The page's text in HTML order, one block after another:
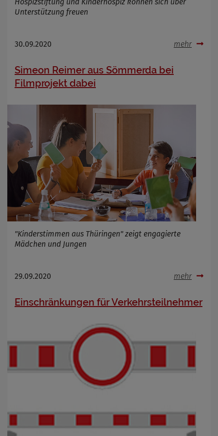
Unterstützung freuen
30.09.2020 mehr
Simeon Reimer aus Sömmerda bei
Filmprojekt dabei
"Kinderstimmen aus Thüringen" zeigt engagierte
Mädchen und Jungen
29.09.2020 mehr
Einschränkungen für Verkehrsteilnehmer
Anbieter
Cookie Name
Cookie Laufzeit
Infos schließen